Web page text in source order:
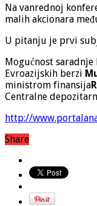
Na vanrednoj
malih akcionara
U pitanju je prvi
Mogućnost
Evroazijskih berzi
ministrom finansija
Centralne
http://
Share